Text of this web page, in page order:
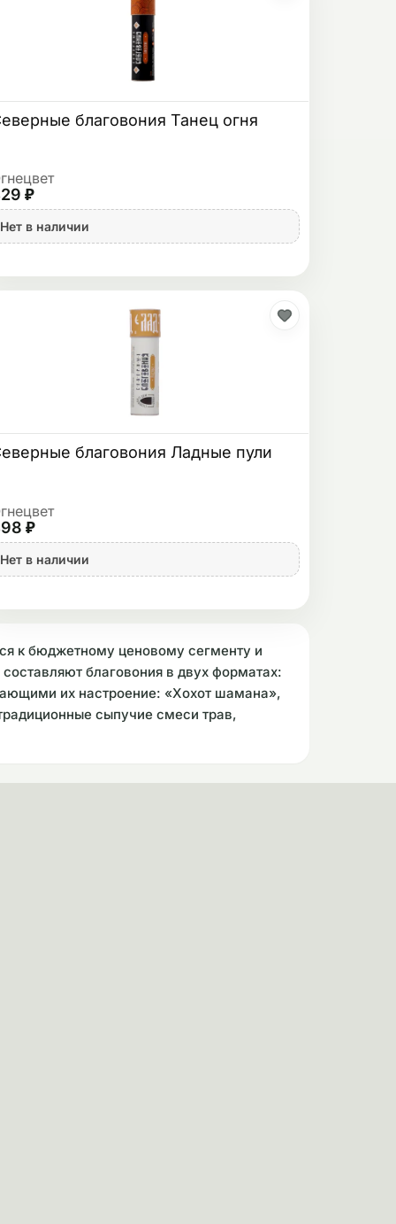
благовония Танец огня
₽
Нет в наличии
благовония Ладные пули
₽
Нет в наличии
к бюджетному ценовому сегменту и
благовония в двух форматах:
их настроение: «Хохот шамана»,
сыпучие смеси трав,